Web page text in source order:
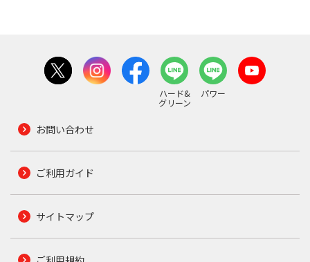
ハード&
グリーン
パワー
お問い合わせ
ご利用ガイド
サイトマップ